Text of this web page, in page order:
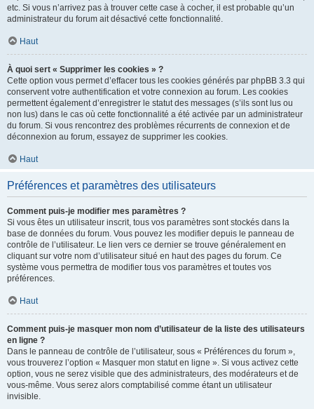
etc. Si vous n’arrivez pas à trouver cette case à cocher, il est probable qu’un
administrateur du forum ait désactivé cette fonctionnalité.
Haut
À quoi sert « Supprimer les cookies » ?
Cette option vous permet d’effacer tous les cookies générés par phpBB 3.3 qui
conservent votre authentification et votre connexion au forum. Les cookies
permettent également d’enregistrer le statut des messages (s’ils sont lus ou
non lus) dans le cas où cette fonctionnalité a été activée par un administrateur
du forum. Si vous rencontrez des problèmes récurrents de connexion et de
déconnexion au forum, essayez de supprimer les cookies.
Haut
Préférences et paramètres des utilisateurs
Comment puis-je modifier mes paramètres ?
Si vous êtes un utilisateur inscrit, tous vos paramètres sont stockés dans la
base de données du forum. Vous pouvez les modifier depuis le panneau de
contrôle de l’utilisateur. Le lien vers ce dernier se trouve généralement en
cliquant sur votre nom d’utilisateur situé en haut des pages du forum. Ce
système vous permettra de modifier tous vos paramètres et toutes vos
préférences.
Haut
Comment puis-je masquer mon nom d’utilisateur de la liste des utilisateurs
en ligne ?
Dans le panneau de contrôle de l’utilisateur, sous « Préférences du forum »,
vous trouverez l’option « Masquer mon statut en ligne ». Si vous activez cette
option, vous ne serez visible que des administrateurs, des modérateurs et de
vous-même. Vous serez alors comptabilisé comme étant un utilisateur
invisible.